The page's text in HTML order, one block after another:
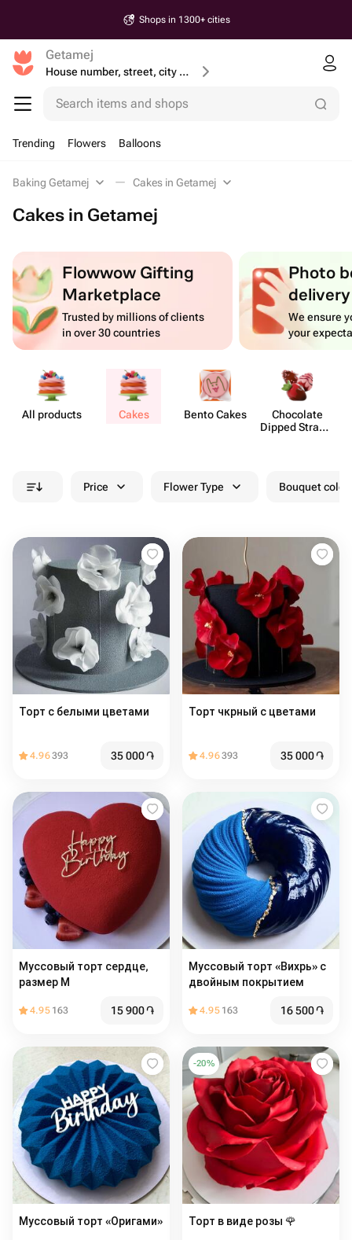
Same-Day & Next-day Delivery
Getamej
House number, street, city or postcode
Search items and shops
Trending Flowers Balloons
Baking Getamej Cakes in Getamej
Cakes in Getamej
Flowwow Gifting
Marketplace
Trusted by millions of clients
in over 30 countries
Photo
delivery
We ensure
your
All products Cakes Bento Cakes
Chocolate
Dipped Strawb​
Price Flower Type Bouquet
Торт с белыми цветами
4.96393 35 000֏
Торт чкрный с цветами
4.96393 35 000֏
Муссовый торт сердце,
размер М
4.95 163 15 900֏
Муссовый торт «Вихрь» с
двойным покрытием
4.95 163 16 500֏
Муссовый торт «Оригами»
-20%
Торт в виде розы 🌹